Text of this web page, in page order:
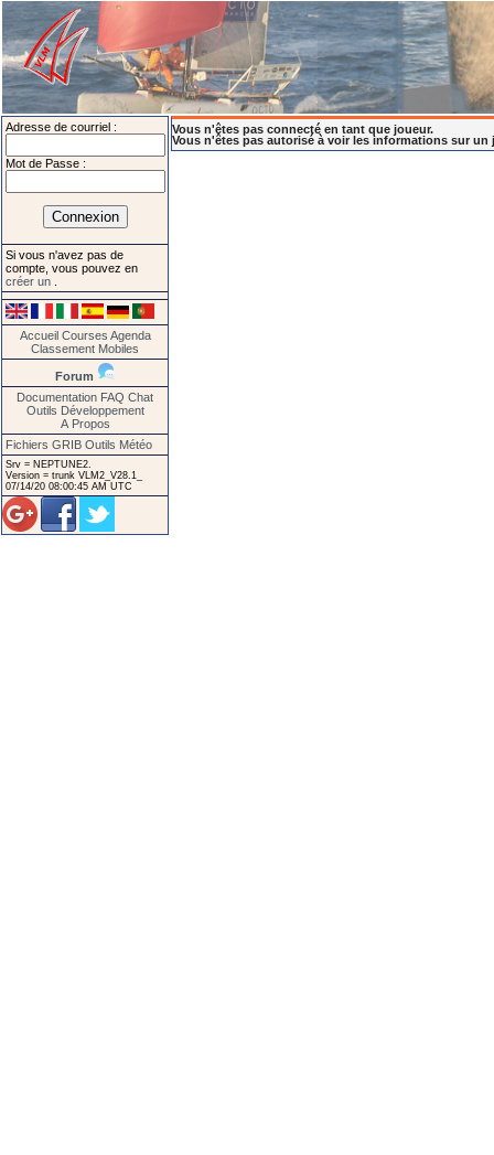
Adresse de courriel :
Mot de Passe :
Si vous n'avez pas de
compte, vous pouvez en
créer un
Accueil Courses Agenda
Classement Mobiles
Forum
Documentation FAQ Chat
Outils Développement
A Propos
Fichiers GRIB Outils Météo
Srv = NEPTUNE2.
Version = trunk VLM2_V28.1_
07/14/20 08:00:45 AM UTC
Vous n'êtes pas connecté en tant que joueur.
Vous n'êtes pas autorisé à voir les informations sur un